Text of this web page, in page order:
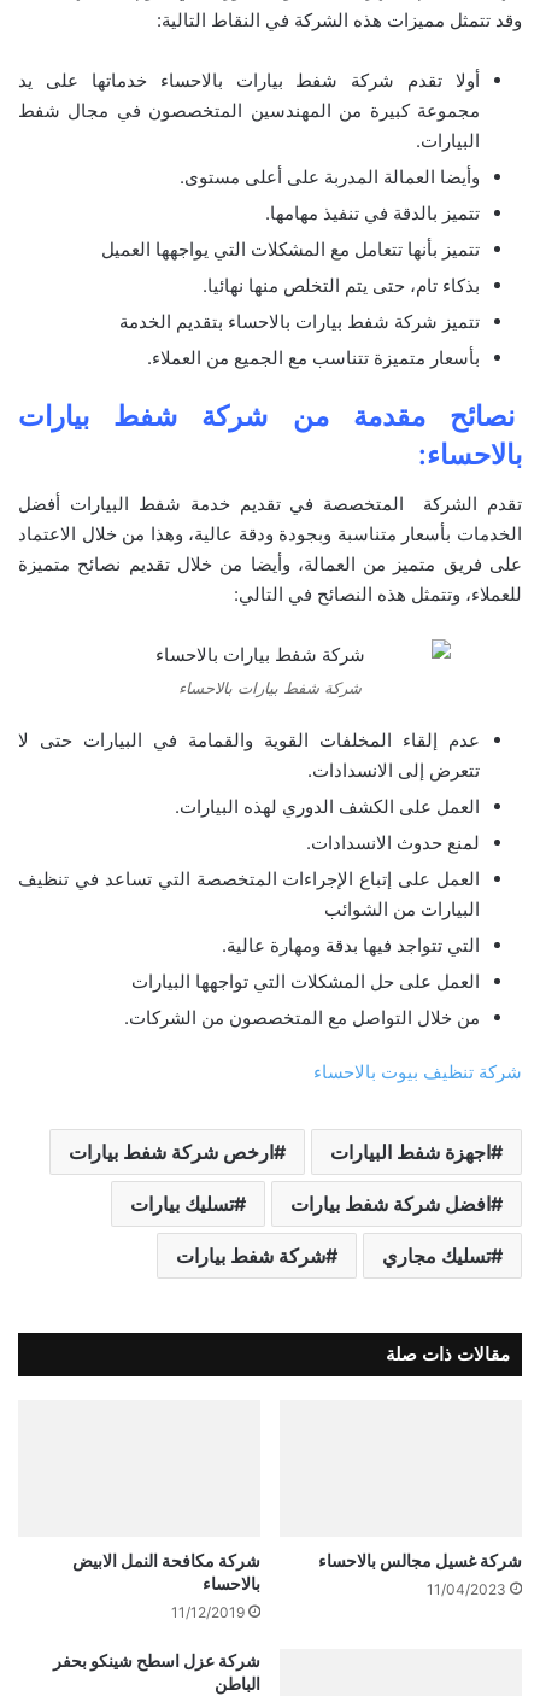
وقد تتمثل مميزات هذه الشركة في النقاط التالية:
أولا تقدم شركة شفط بيارات بالاحساء خدماتها على يد
مجموعة كبيرة من المهندسين المتخصصون في مجال شفط
البيارات.
وأيضا العمالة المدربة على أعلى مستوى.
تتميز بالدقة في تنفيذ مهامها.
تتميز بأنها تتعامل مع المشكلات التي يواجهها العميل
بذكاء تام، حتى يتم التخلص منها نهائيا.
تتميز شركة شفط بيارات بالاحساء بتقديم الخدمة
بأسعار متميزة تتناسب مع الجميع من العملاء.
نصائح مقدمة من شركة شفط بيارات
بالاحساء:
تقدم الشركة المتخصصة في تقديم خدمة شفط البيارات أفضل
الخدمات بأسعار متناسبة وبجودة ودقة عالية، وهذا من خلال الاعتماد
على فريق متميز من العمالة، وأيضا من خلال تقديم نصائح متميزة
للعملاء، وتتمثل هذه النصائح في التالي:
شركة شفط بيارات بالاحساء
عدم إلقاء المخلفات القوية والقمامة في البيارات حتى لا
تتعرض إلى الانسدادات.
العمل على الكشف الدوري لهذه البيارات.
لمنع حدوث الانسدادات.
العمل على إتباع الإجراءات المتخصصة التي تساعد في تنظيف
البيارات من الشوائب
التي تتواجد فيها بدقة ومهارة عالية.
العمل على حل المشكلات التي تواجهها البيارات
من خلال التواصل مع المتخصصون من الشركات.
شركة تنظيف بيوت بالاحساء
اجهزة شفط البيارات ارخص شركة شفط بيارات
افضل شركة شفط بيارات تسليك بيارات
تسليك مجاري شركة شفط بيارات
مقالات ذات صلة
شركة غسيل مجالس بالاحساء
11/04/2023
شركة مكافحة النمل الابيض
بالاحساء
11/12/2019
شركة عزل اسطح شينكو بحفر
الباطن